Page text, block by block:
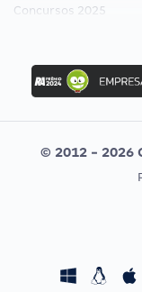
Concursos 2025
Concurso Ibama
Concurso MPU
Editais publicados
CONCURSOS POR
Concursos Fiscais
© 2012 - 2026